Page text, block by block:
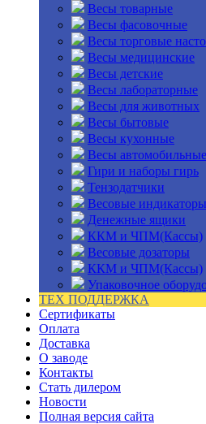
Весы товарные
Весы фасовочные
Весы торговые
Весы медицинские
Весы детские
Весы лабораторные
Весы для животных
Весы бытовые
Весы кухонные
Весы автомобильные
Гири и наборы гирь
Тензодатчики
Весовые индикаторы
Денежные ящики
ККМ и ЧПМ(Кассы)
Весовые дозаторы
ККМ и ЧПМ(Кассы)
Упаковочное
ТЕХ ПОДДЕРЖКА
Сертификаты
Оплата
Доставка
О заводе
Контакты
Стать дилером
Новости
Полная версия сайта